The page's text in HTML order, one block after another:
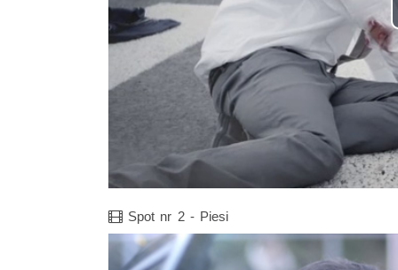
Film
Spot nr 2 - Piesi